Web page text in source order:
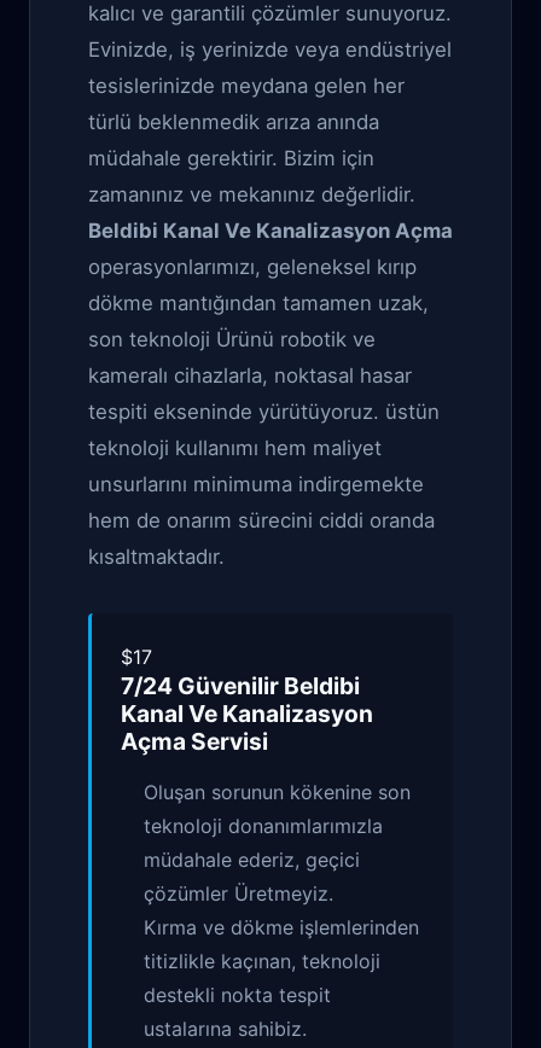
kalıcı ve garantili çözümler sunuyoruz.
Evinizde, iş yerinizde veya endüstriyel
tesislerinizde meydana gelen her
türlü beklenmedik arıza anında
müdahale gerektirir. Bizim için
zamanınız ve mekanınız değerlidir.
Beldibi Kanal Ve Kanalizasyon Açma
operasyonlarımızı, geleneksel kırıp
dökme mantığından tamamen uzak,
son teknoloji Ürünü robotik ve
kameralı cihazlarla, noktasal hasar
tespiti ekseninde yürütüyoruz. üstün
teknoloji kullanımı hem maliyet
unsurlarını minimuma indirgemekte
hem de onarım sürecini ciddi oranda
kısaltmaktadır.
$17
7/24 Güvenilir Beldibi
Kanal Ve Kanalizasyon
Açma Servisi
Oluşan sorunun kökenine son
teknoloji donanımlarımızla
müdahale ederiz, geçici
çözümler Üretmeyiz.
Kırma ve dökme işlemlerinden
titizlikle kaçınan, teknoloji
destekli nokta tespit
ustalarına sahibiz.